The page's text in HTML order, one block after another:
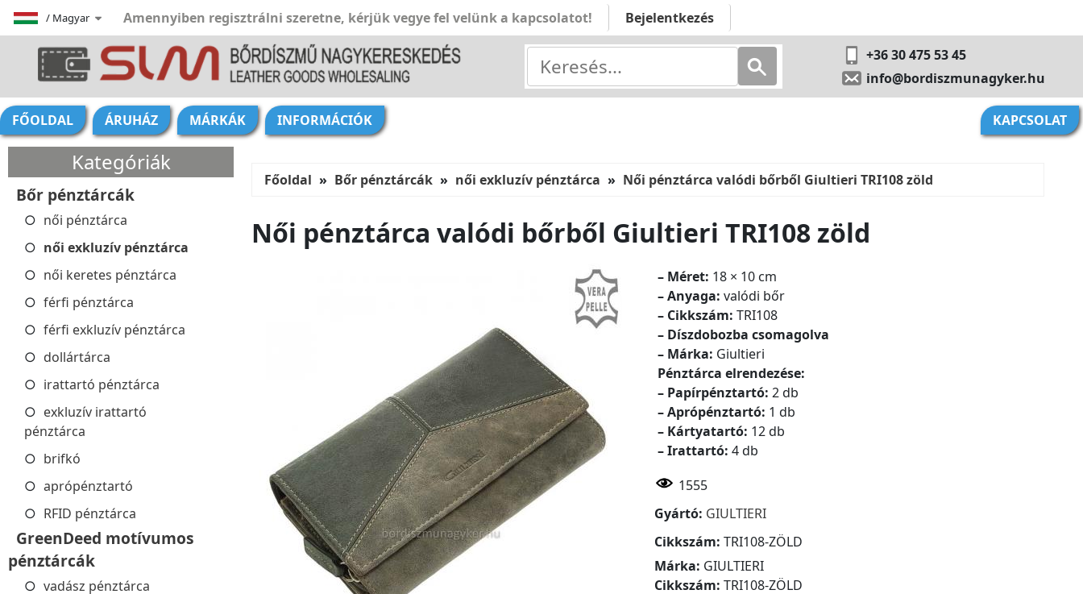
/ Magyar Amennyiben regisztrálni szeretne, kérjük vegye fel velünk a kapcsolatot! Bejelentkezés
+36 30 475 53 45
info@bordiszmunagyker.hu
FŐOLDAL ÁRUHÁZ MÁRKÁK INFORMÁCIÓK KAPCSOLAT
Kategóriák
Bőr pénztárcák
női pénztárca
női exkluzív pénztárca
női keretes pénztárca
férfi pénztárca
férfi exkluzív pénztárca
dollártárca
irattartó pénztárca
exkluzív irattartó
pénztárca
brifkó
aprópénztartó
RFID pénztárca
GreenDeed motívumos
pénztárcák
vadász pénztárca
Főoldal Bőr pénztárcák női exkluzív pénztárca Női pénztárca valódi bőrből Giultieri TRI108 zöld
Női pénztárca valódi bőrből Giultieri TRI108 zöld
– Méret: 18 × 10 cm
– Anyaga: valódi bőr
– Cikkszám: TRI108
– Díszdobozba csomagolva
– Márka: Giultieri
Pénztárca elrendezése:
– Papírpénztartó: 2 db
– Aprópénztartó: 1 db
– Kártyatartó: 12 db
– Irattartó: 4 db
1555
Gyártó: GIULTIERI
Cikkszám: TRI108-ZÖLD
Márka: GIULTIERI
Cikkszám: TRI108-ZÖLD